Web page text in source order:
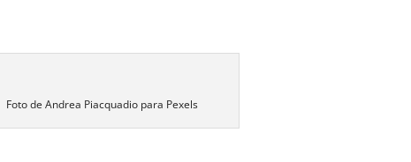
Foto de Andrea Piacquadio para Pexels